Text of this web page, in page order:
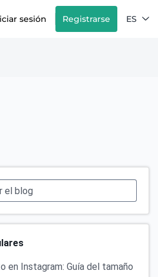
sesión Registrarse ES
en Instagram: Guía del tamaño